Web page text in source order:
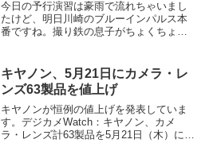
今日の予行演習は豪雨で流れちゃいまし
たけど、明日川崎のブルーインパルス本
番ですね。撮り鉄の息子がちょくちょく
みようかと思いまして、まぁ私は高くて
落としたときのダメ...
キヤノン、5月21日にカメラ・レ
ンズ63製品を値上げ
キヤノンが恒例の値上げを発表していま
す。デジカメWatch：キヤノン、カメ
ラ・レンズ計63製品を5月21日（木）に値